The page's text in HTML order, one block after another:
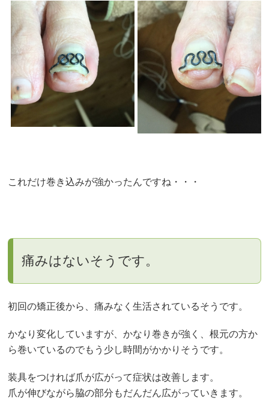
これだけ巻き込みが強かったんですね・・・
痛みはないそうです。
初回の矯正後から、痛みなく生活されているそうです。
かなり変化していますが、かなり巻きが強く、根元の方か
ら巻いているのでもう少し時間がかかりそうです。
装具をつければ爪が広がって症状は改善します。
爪が伸びながら脇の部分もだんだん広がっていきます。